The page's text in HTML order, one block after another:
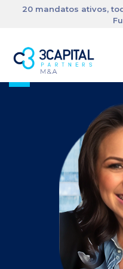
20 mandatos ativos,